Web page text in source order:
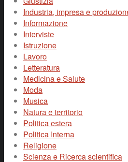
Industria, impresa e
Informazione
Interviste
Istruzione
Lavoro
Letteratura
Medicina e Salute
Moda
Musica
Natura e territorio
Politica estera
Politica Interna
Religione
Scienza e Ricerca scientifica